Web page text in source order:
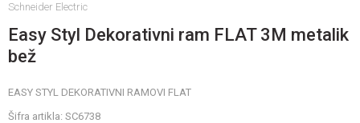
Schneider Electric
Easy Styl Dekorativni ram FLAT 3M metalik
bež
EASY STYL DEKORATIVNI RAMOVI FLAT
Šifra artikla: SC6738